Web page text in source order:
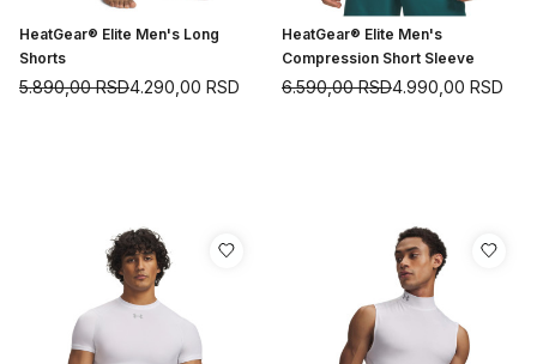
HeatGear® Elite Men's Long
Shorts
4.290,00 RSD
5.890,00RSD
HeatGear® Elite Men's
Compression Short Sleeve
4.990,00 RSD
6.590,00RSD